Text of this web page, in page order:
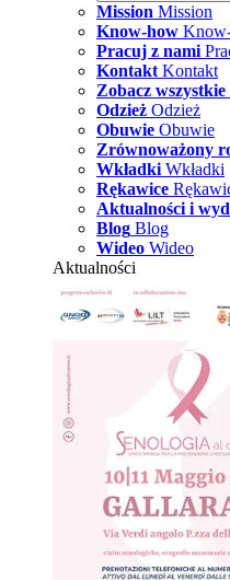
Mission Mission
Know-how
Pracuj z nami
Kontakt Kontakt
Zobacz wszystkie
Odzież Odzież
Obuwie Obuwie
Zrównoważony
Wkładki Wkładki
Rękawice
Aktualności i
Blog Blog
Wideo Wideo
Aktualności